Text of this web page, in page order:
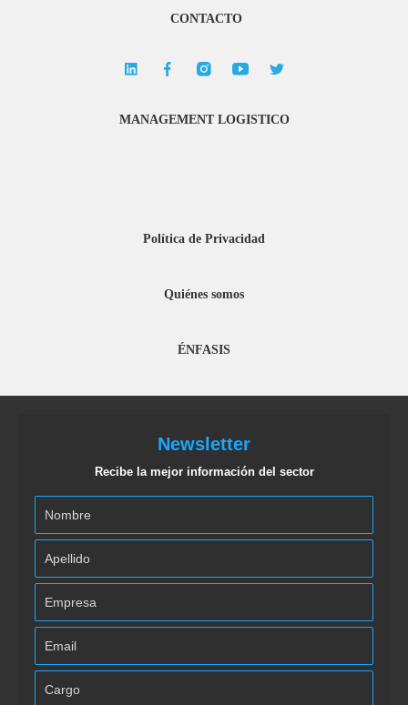
CONTACTO
MANAGEMENT LOGISTICO
Política de Privacidad
Quiénes somos
ÉNFASIS
Newsletter
Recibe la mejor información del sector